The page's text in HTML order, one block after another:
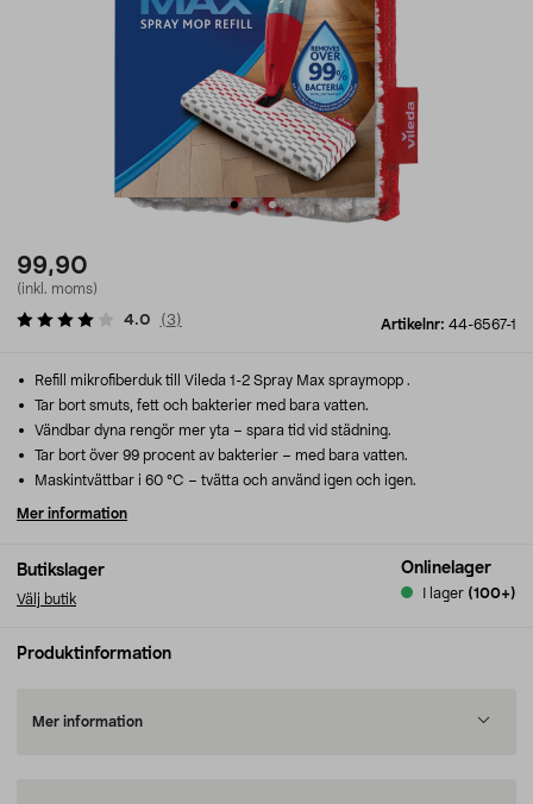
99,90
(inkl. moms)
Artikelnr: 44-6567-1
4.0 (3)
Butikslager
Välj butik
Onlinelager
I lager (100+)
Refill mikrofiberduk till Vileda 1-2 Spray Max spraymopp .
Tar bort smuts, fett och bakterier med bara vatten.
Vändbar dyna rengör mer yta – spara tid vid städning.
Tar bort över 99 procent av bakterier – med bara vatten.
Maskintvättbar i 60 °C – tvätta och använd igen och igen.
Mer information
Produktinformation
Mer information